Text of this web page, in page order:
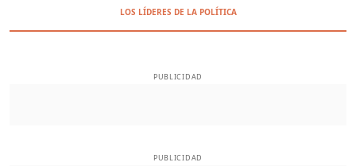
LOS LÍDERES DE LA POLÍTICA
PUBLICIDAD
PUBLICIDAD